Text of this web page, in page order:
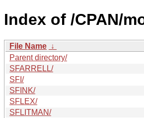
Index of /CPAN/
File Name ↓
Parent directory/
SFARRELL/
SFI/
SFINK/
SFLEX/
SFLITMAN/